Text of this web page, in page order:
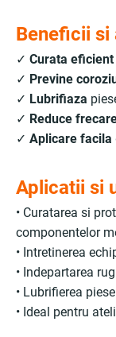
Beneficii si
✓ Curata eficient
✓ Previne
✓ Lubrifiaza
✓ Reduce
✓ Aplicare facila
Aplicatii si
• Curatarea si
componentelor
• Intretinerea
• Indepartarea
• Lubrifierea
• Ideal pentru